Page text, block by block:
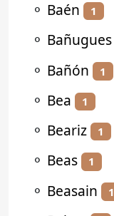
⚬ Baén 1
⚬ Bañugues
⚬ Bañón 1
⚬ Bea 1
⚬ Beariz 1
⚬ Beas 1
⚬ Beasain 1